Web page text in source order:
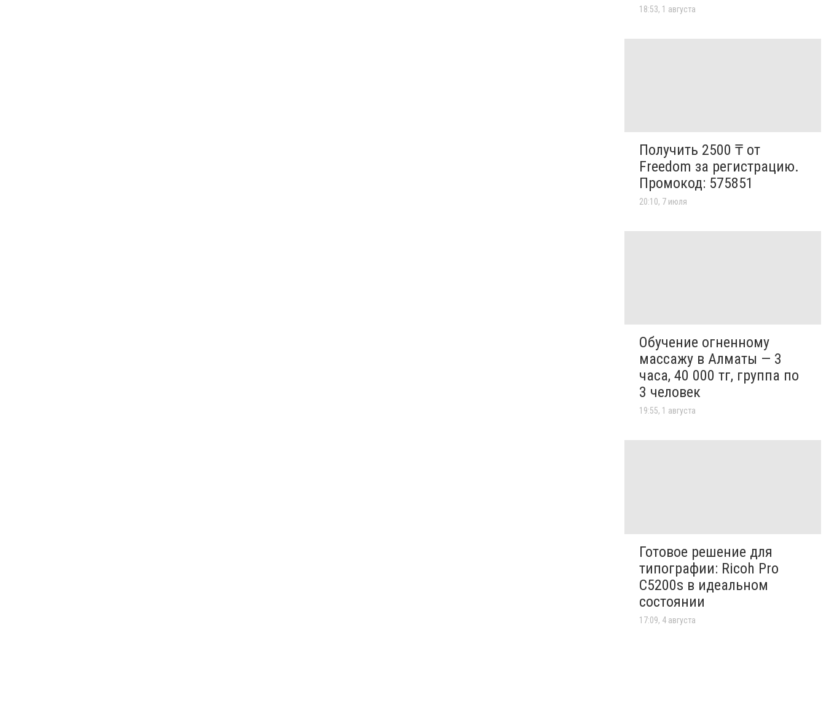
18:53, 1 августа
Получить 2500 ₸ от
Freedom за регистрацию.
Промокод: 575851
20:10, 7 июля
Обучение огненному
массажу в Алматы — 3
часа, 40 000 тг, группа по
3 человек
19:55, 1 августа
Готовое решение для
типографии: Ricoh Pro
C5200s в идеальном
состоянии
17:09, 4 августа